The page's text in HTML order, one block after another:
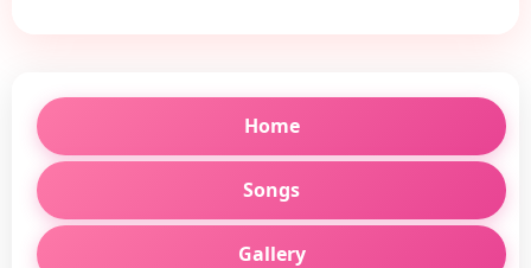
Home
Songs
Gallery